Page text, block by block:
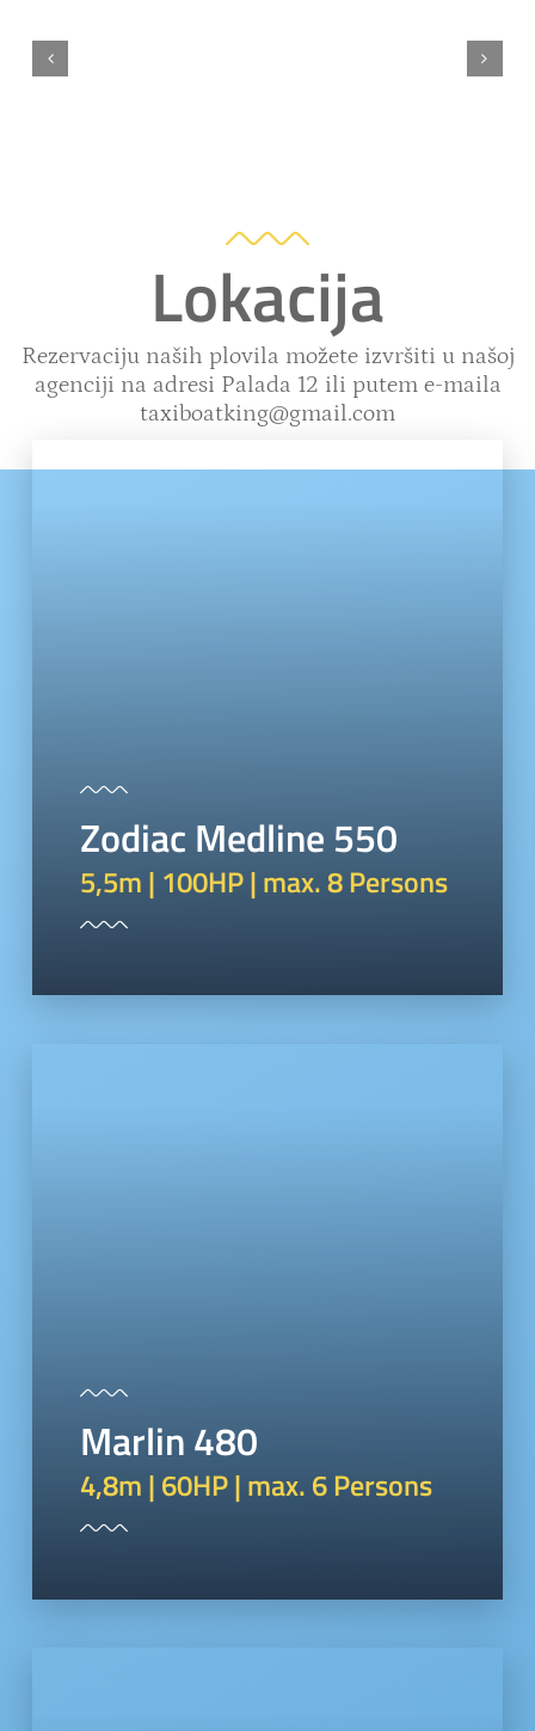
Lokacija
Rezervaciju naših plovila možete izvršiti u našoj
agenciji na adresi Palada 12 ili putem e-maila
taxiboatking@gmail.com
Zodiac Medline 550
5,5m | 100HP | max. 8 Persons
Marlin 480
4,8m | 60HP | max. 6 Persons